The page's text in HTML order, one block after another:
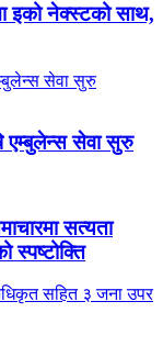
इको नेक्स्टको साथ,
एम्बुलेन्स सेवा सुरु
सत्यता
स्पष्टोक्ति